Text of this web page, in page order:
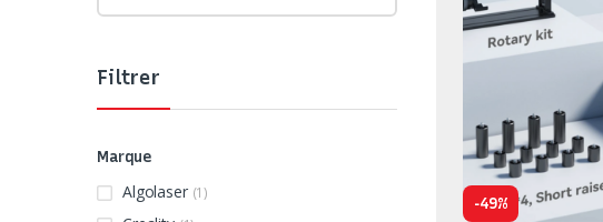
-49%
Filtrer
Marque
Algolaser (1)